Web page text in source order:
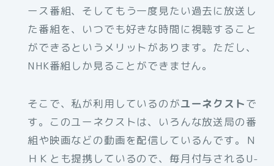
ース番組、そしてもう一度見たい過去に放送し
た番組を、いつでも好きな時間に視聴すること
ができるというメリットがあります。ただし、
NHK番組しか見ることができません。
そこで、私が利用しているのがユーネクストで
す。このユーネクストは、いろんな放送局の番
組や映画などの動画を配信しているんです。Ｎ
ＨＫとも提携しているので、毎月付与されるU-